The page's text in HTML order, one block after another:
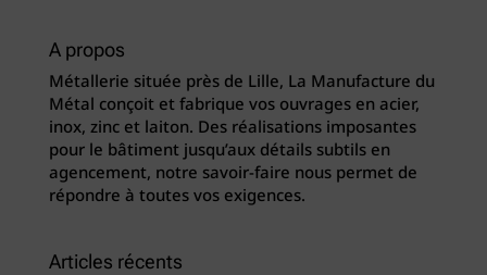
A propos
Métallerie située près de Lille, La Manufacture du
Métal conçoit et fabrique vos ouvrages en acier,
inox, zinc et laiton. Des réalisations imposantes
pour le bâtiment jusqu’aux détails subtils en
agencement, notre savoir-faire nous permet de
répondre à toutes vos exigences.
Articles récents